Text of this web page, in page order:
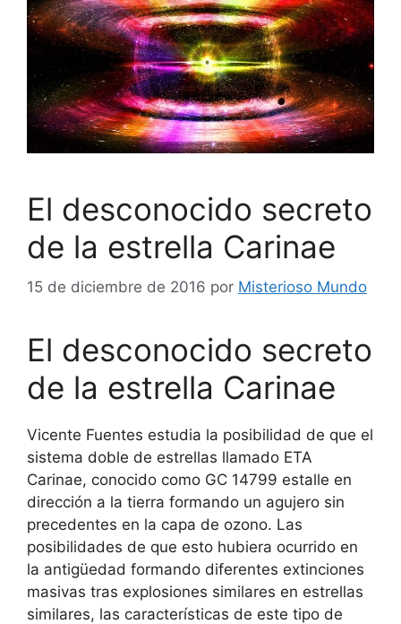
El desconocido secreto
de la estrella Carinae
15 de diciembre de 2016 por Misterioso Mundo
El desconocido secreto
de la estrella Carinae
Vicente Fuentes estudia la posibilidad de que el
sistema doble de estrellas llamado ETA
Carinae, conocido como GC 14799 estalle en
dirección a la tierra formando un agujero sin
precedentes en la capa de ozono. Las
posibilidades de que esto hubiera ocurrido en
la antigüedad formando diferentes extinciones
masivas tras explosiones similares en estrellas
similares, las características de este tipo de